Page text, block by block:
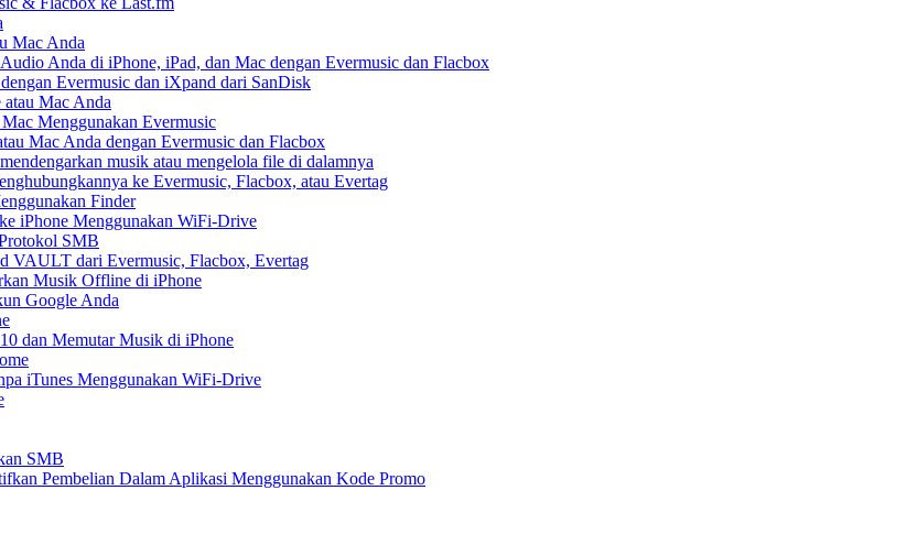
Mac Anda
Anda di iPhone, iPad, dan Mac dengan Evermusic dan Flacbox
Evermusic dan iXpand dari SanDisk
Mac Anda
Menggunakan Evermusic
Mac Anda dengan Evermusic dan Flacbox
musik atau mengelola file di dalamnya
ke Evermusic, Flacbox, atau Evertag
Finder
iPhone Menggunakan WiFi-Drive
SMB
VAULT dari Evermusic, Flacbox, Evertag
Musik Offline di iPhone
Google Anda
dan Memutar Musik di iPhone
iTunes Menggunakan WiFi-Drive
SMB
Pembelian Dalam Aplikasi Menggunakan Kode Promo